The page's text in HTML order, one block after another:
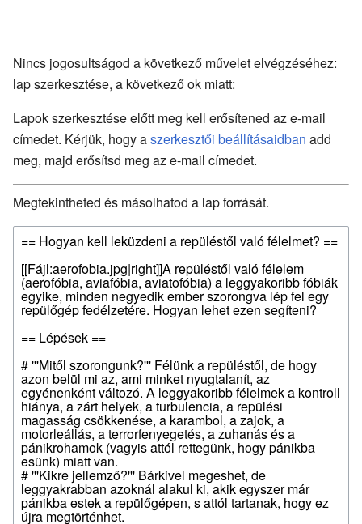
Nincs jogosultságod a következő művelet elvégzéséhez:
lap szerkesztése, a következő ok miatt:
Lapok szerkesztése előtt meg kell erősítened az e-mail
címedet. Kérjük, hogy aszerkesztői beállításaidban add
meg, majd erősítsd meg az e-mail címedet.
Megtekintheted és másolhatod a lap forrását.